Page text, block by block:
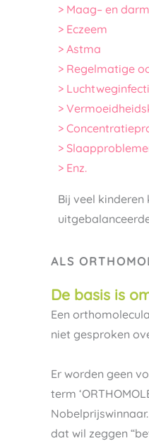
> Maag– en
> Eczeem
> Astma
> Regelmatige
>
>
>
>
> Enz.
Bij veel
ALS
De basis is
Een
niet gesproken
Er worden geen
term
dat wil zeggen